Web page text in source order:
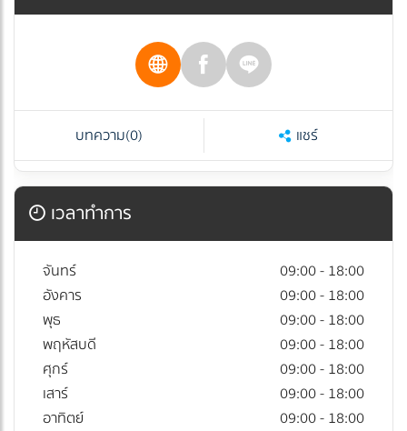
บทความ(0) แชร์
เวลาทำการ
จันทร์
09:00 - 18:00
อังคาร
09:00 - 18:00
พุธ
09:00 - 18:00
พฤหัสบดี
09:00 - 18:00
ศุกร์
09:00 - 18:00
เสาร์
09:00 - 18:00
อาทิตย์
09:00 - 18:00